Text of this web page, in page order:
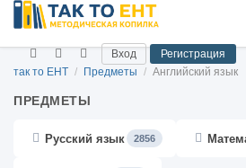
Вход
Регистрация
так то ЕНТ / Предметы / Английский язык
ПРЕДМЕТЫ
Русский язык 2856